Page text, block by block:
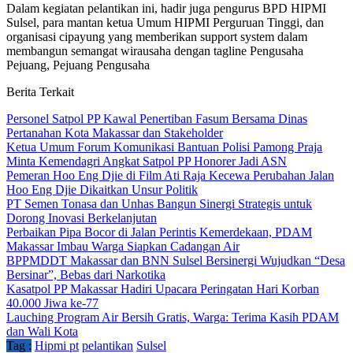
Dalam kegiatan pelantikan ini, hadir juga pengurus BPD HIPMI
Sulsel, para mantan ketua Umum HIPMI Perguruan Tinggi, dan
organisasi cipayung yang memberikan support system dalam
membangun semangat wirausaha dengan tagline Pengusaha
Pejuang, Pejuang Pengusaha
Berita Terkait
Personel Satpol PP Kawal Penertiban Fasum Bersama Dinas
Pertanahan Kota Makassar dan Stakeholder
Ketua Umum Forum Komunikasi Bantuan Polisi Pamong Praja
Minta Kemendagri Angkat Satpol PP Honorer Jadi ASN
Pemeran Hoo Eng Djie di Film Ati Raja Kecewa Perubahan Jalan
Hoo Eng Djie Dikaitkan Unsur Politik
PT Semen Tonasa dan Unhas Bangun Sinergi Strategis untuk
Dorong Inovasi Berkelanjutan
Perbaikan Pipa Bocor di Jalan Perintis Kemerdekaan, PDAM
Makassar Imbau Warga Siapkan Cadangan Air
BPPMDDT Makassar dan BNN Sulsel Bersinergi Wujudkan “Desa
Bersinar”, Bebas dari Narkotika
Kasatpol PP Makassar Hadiri Upacara Peringatan Hari Korban
40.000 Jiwa ke-77
Lauching Program Air Bersih Gratis, Warga: Terima Kasih PDAM
dan Wali Kota
Tag : Hipmi pt pelantikan Sulsel